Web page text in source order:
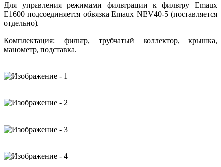
Для управления режимами фильтрации к фильтру Emaux
Е1600 подсоединяется обвязка Emaux NBV40-5 (поставляется
отдельно).
Комплектация: фильтр, трубчатый коллектор, крышка,
манометр, подставка.